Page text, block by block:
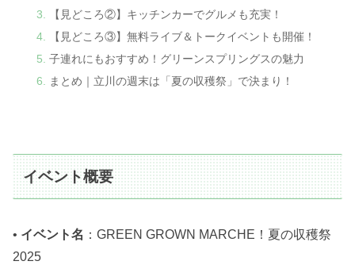
【見どころ②】キッチンカーでグルメも充実！
【見どころ③】無料ライブ＆トークイベントも開催！
子連れにもおすすめ！グリーンスプリングスの魅力
まとめ｜立川の週末は「夏の収穫祭」で決まり！
イベント概要
• イベント名 ：GREEN GROWN MARCHE！夏の収穫祭
2025